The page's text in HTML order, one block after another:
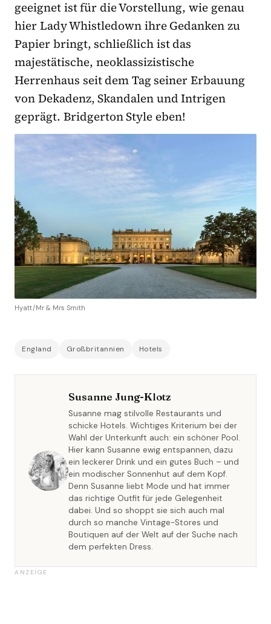
geeignet ist für die Vorstellung, wie genau
hier Lady Whistledown ihre Gedanken zu
Papier bringt, schließlich ist das
majestätische, neoklassizistische
Herrenhaus seit dem Tag seiner Erbauung
von Dekadenz, Skandalen und Intrigen
geprägt. Bridgerton Style eben!
Hyatt/Mr & Mrs Smith
England Großbritannien Hotels
Susanne Jung-Klotz
Susanne mag stilvolle Restaurants und
schicke Hotels. Wichtiges Kriterium bei der
Wahl der Unterkunft auch: ein schöner Pool.
Hier kann Susanne ewig entspannen, dazu
ein leckerer Drink und ein gutes Buch – und
ein modischer Sonnenhut auf dem Kopf.
Denn Susanne liebt Mode und hat immer
das richtige Outfit für jede Gelegenheit
dabei. Und so shoppt sie sich auch mal
durch so manche Vintage-Stores und
Boutiquen auf der Welt auf der Suche nach
dem perfekten Dress.
ANZEIGE